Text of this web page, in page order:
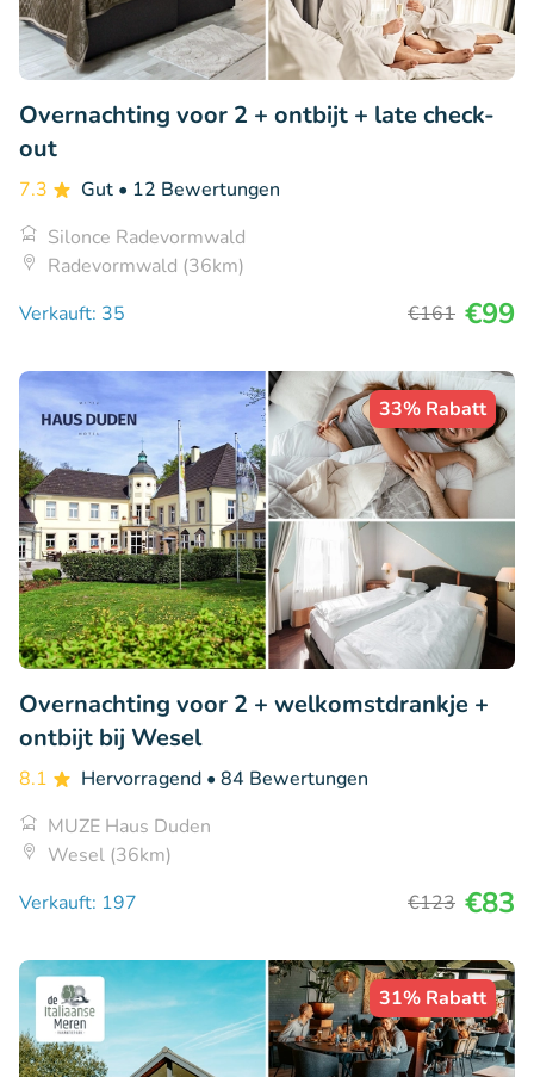
Overnachting voor 2 + ontbijt + late check-
out
7.3 Gut • 12 Bewertungen
Silonce Radevormwald
Radevormwald (36km)
Verkauft: 35
€161 €99
33% Rabatt
Overnachting voor 2 + welkomstdrankje +
ontbijt bij Wesel
8.1 Hervorragend • 84 Bewertungen
MUZE Haus Duden
Wesel (36km)
Verkauft: 197
€123 €83
31% Rabatt